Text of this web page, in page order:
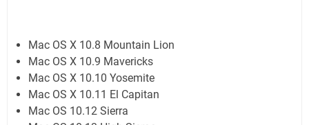
Mac OS X 10.8 Mountain Lion
Mac OS X 10.9 Mavericks
Mac OS X 10.10 Yosemite
Mac OS X 10.11 El Capitan
Mac OS 10.12 Sierra